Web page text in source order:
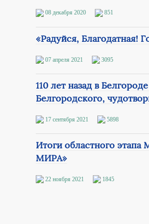
08 декабря 2020 851
«Радуйся, Благодатная!
07 апреля 2021 3095
110 лет назад в
Белгородского,
17 сентября 2021 5898
Итоги областного
МИРА»
22 ноября 2021 1845